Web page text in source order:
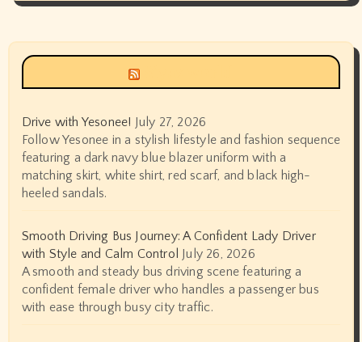
Drive with Yesonee! July 27, 2026
Follow Yesonee in a stylish lifestyle and fashion sequence
featuring a dark navy blue blazer uniform with a
matching skirt, white shirt, red scarf, and black high-
heeled sandals.
Smooth Driving Bus Journey: A Confident Lady Driver
with Style and Calm Control July 26, 2026
A smooth and steady bus driving scene featuring a
confident female driver who handles a passenger bus
with ease through busy city traffic.